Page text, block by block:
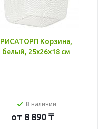
РИСАТОРП Корзина,
белый, 25x26x18 см
В наличии
от 8 890 ₸